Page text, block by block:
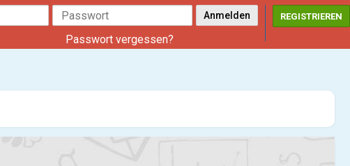
Passwort vergessen?
REGISTRIEREN